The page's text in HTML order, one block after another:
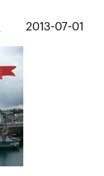
2013-07-01